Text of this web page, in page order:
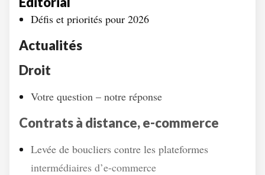
Défis et priorités pour 2026
Actualités
Droit
Votre question – notre réponse
Contrats à distance, e-commerce
Levée de boucliers contre les plateformes
intermédiaires d’e-commerce